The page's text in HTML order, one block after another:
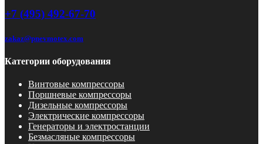
+7 (495) 492-67-70
zakaz@pnevmotex.com
Категории оборудования
Винтовые компрессоры
Поршневые компрессоры
Дизельные компрессоры
Электрические компрессоры
Генераторы и электростанции
Безмасляные компрессоры